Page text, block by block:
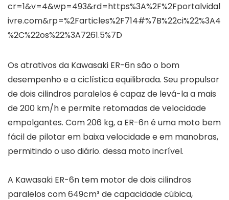
cr=1&v=4&wp=493&rd=https%3A%2F%2Fportalvidal
ivre.com&rp=%2Farticles%2F714#%7B%22ci%22%3A4
%2C%22os%22%3A7261.5%7D
Os atrativos da Kawasaki ER-6n são o bom
desempenho e a ciclística equilibrada. Seu propulsor
de dois cilindros paralelos é capaz de levá-la a mais
de 200 km/h e permite retomadas de velocidade
empolgantes. Com 206 kg, a ER-6n é uma moto bem
fácil de pilotar em baixa velocidade e em manobras,
permitindo o uso diário. dessa moto incrível.
A Kawasaki ER-6n tem motor de dois cilindros
paralelos com 649cm³ de capacidade cúbica,